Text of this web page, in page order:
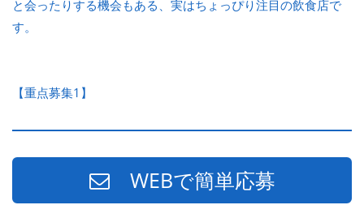
と会ったりする機会もある、実はちょっぴり注目の飲食店で
す。
【重点募集1】
WEBで簡単応募